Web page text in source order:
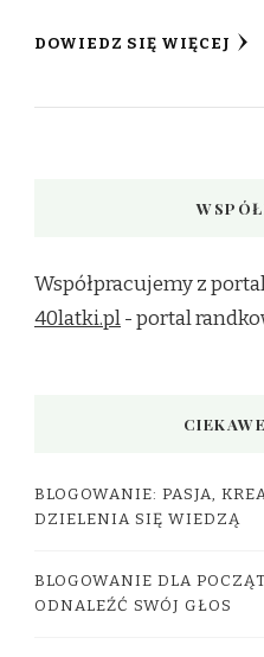
DOWIEDZ SIĘ WIĘCEJ
Współpracujemy z
40latki.pl- portal
BLOGOWANIE: PASJA,
DZIELENIA SIĘ WIEDZĄ
BLOGOWANIE DLA
ODNALEŹĆ SWÓJ GŁOS